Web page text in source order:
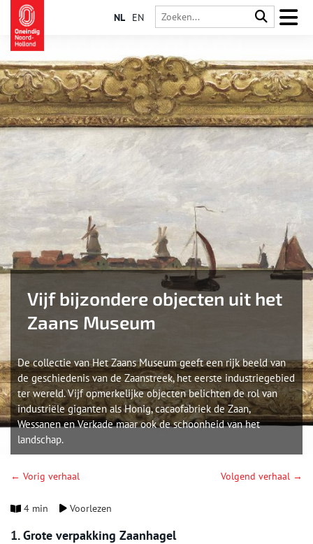
NL EN
Vijf bijzondere objecten uit het
Zaans Museum
De collectie van Het Zaans Museum geeft een rijk beeld van
de geschiedenis van de Zaanstreek, het eerste industriegebied
ter wereld. Vijf opmerkelijke objecten belichten de rol van
industriële giganten als Honig, cacaofabriek de Zaan,
Wessanen en Verkade maar ook de schoonheid van het
landschap.
← Vorig verhaal Volgend verhaal →
4 min Voorlezen
1. Grote verpakking Zaanhagel